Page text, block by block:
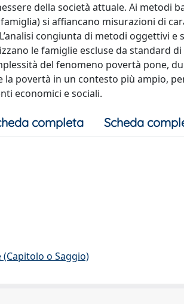
della società attuale. Ai metodi
si affiancano misurazioni di
congiunta di metodi oggettivi e
le famiglie escluse da standard
del fenomeno povertà pone,
povertà in un contesto più ampio,
economici e sociali.
completa Scheda
o Saggio)